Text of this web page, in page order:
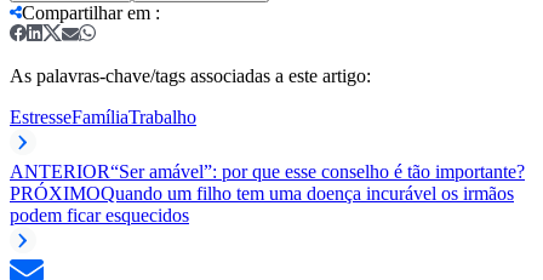
Compartilhar em :
As palavras-chave/tags associadas a este artigo:
EstresseFamíliaTrabalho
ANTERIOR“Ser amável”: por que esse conselho é tão importante?
PRÓXIMOQuando um filho tem uma doença incurável os irmãos
podem ficar esquecidos